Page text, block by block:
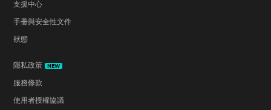
支援中心
手冊與安全性文件
狀態
隱私政策 NEW
服務條款
使用者授權協議